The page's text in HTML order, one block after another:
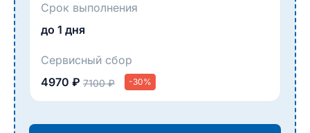
Срок выполнения
до 1 дня
Сервисный сбор
4970 ₽ 7100 ₽ -30%